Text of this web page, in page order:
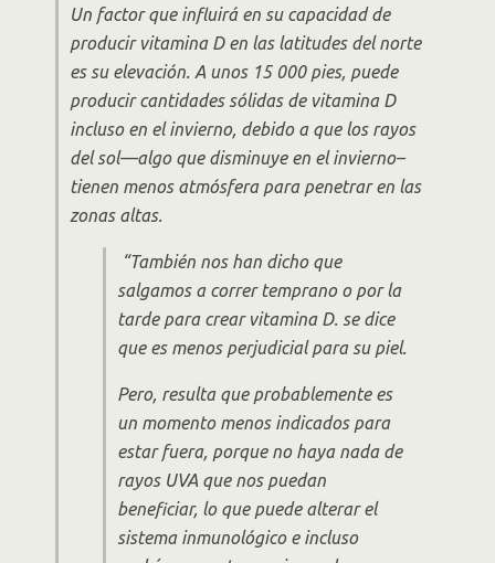
Un factor que influirá en su capacidad de
producir vitamina D en las latitudes del norte
es su elevación. A unos 15 000 pies, puede
producir cantidades sólidas de vitamina D
incluso en el invierno, debido a que los rayos
del sol—algo que disminuye en el invierno–
tienen menos atmósfera para penetrar en las
zonas altas.
“También nos han dicho que
salgamos a correr temprano o por la
tarde para crear vitamina D. se dice
que es menos perjudicial para su piel.
Pero, resulta que probablemente es
un momento menos indicados para
estar fuera, porque no haya nada de
rayos UVA que nos puedan
beneficiar, lo que puede alterar el
sistema inmunológico e incluso